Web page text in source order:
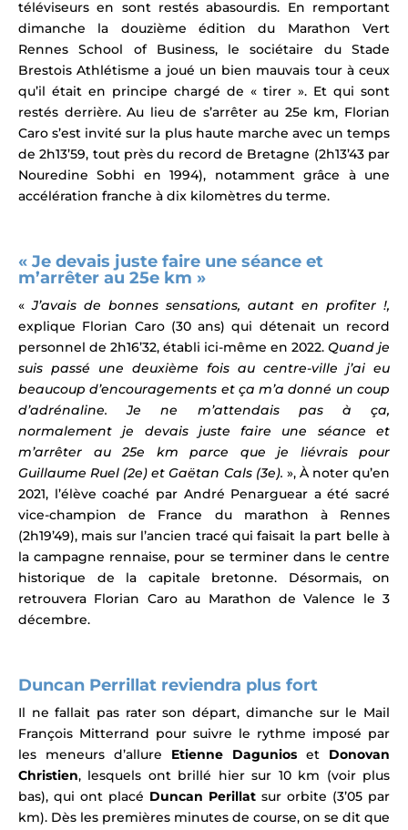
téléviseurs en sont restés abasourdis. En remportant
dimanche la douzième édition du Marathon Vert
Rennes School of Business, le sociétaire du Stade
Brestois Athlétisme a joué un bien mauvais tour à ceux
qu’il était en principe chargé de « tirer ». Et qui sont
restés derrière.Au lieu de s’arrêter au 25e km, Florian
Caro s’est invité sur la plus haute marche avec un temps
de 2h13’59, tout près du record de Bretagne (2h13’43 par
Nouredine Sobhi en 1994), notamment grâce à une
accélération franche à dix kilomètres du terme.
« Je devais juste faire une séance et
m’arrêter au 25e km »
«J’avais de bonnes sensations, autant en profiter !,
explique Florian Caro (30 ans) qui détenait un record
personnel de 2h16’32, établi ici-même en 2022. Quand je
suis passé une deuxième fois au centre-ville j’ai eu
beaucoup d’encouragements et ça m’a donné un coup
d’adrénaline.Je ne m’attendais pas à ça,
normalement je devais juste faire une séance et
m’arrêter au 25e km parce que je liévrais pour
Guillaume Ruel (2e) et Gaëtan Cals (3e). », À noter qu’en
2021, l’élève coaché par André Penarguear a été sacré
vice-champion de France du marathon à Rennes
(2h19’49), mais sur l’ancien tracé qui faisait la part belle à
la campagne rennaise, pour se terminer dans le centre
historique de la capitale bretonne. Désormais, on
retrouvera Florian Caro au Marathon de Valence le 3
décembre.
Duncan Perrillat reviendra plus fort
Il ne fallait pas rater son départ, dimanche sur le Mail
François Mitterrand pour suivre le rythme imposé par
les meneurs d’allure Etienne Dagunios et Donovan
Christien, lesquels ont brillé hier sur 10 km (voir plus
bas), qui ont placé Duncan Perillat sur orbite (3’05 par
km). Dès les premières minutes de course, on se dit que